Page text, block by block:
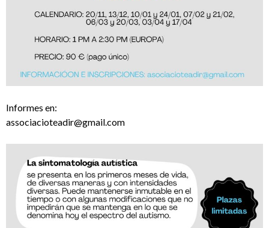
Informes en:
associacioteadir@gmail.com